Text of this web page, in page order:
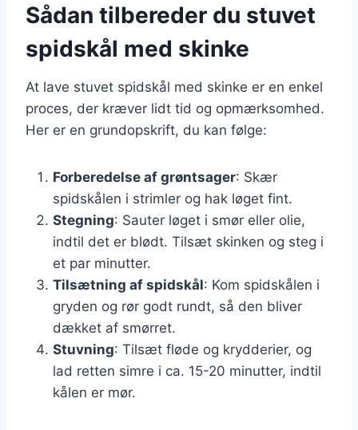
Sådan tilbereder du stuvet
spidskål med skinke
At lave stuvet spidskål med skinke er en enkel
proces, der kræver lidt tid og opmærksomhed.
Her er en grundopskrift, du kan følge:
Forberedelse af grøntsager: Skær
spidskålen i strimler og hak løget fint.
Stegning: Sauter løget i smør eller olie,
indtil det er blødt. Tilsæt skinken og steg i
et par minutter.
Tilsætning af spidskål: Kom spidskålen i
gryden og rør godt rundt, så den bliver
dækket af smørret.
Stuvning: Tilsæt fløde og krydderier, og
lad retten simre i ca. 15-20 minutter, indtil
kålen er mør.